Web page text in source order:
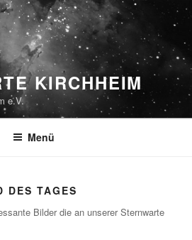
KIRCHHEIM
e.V.
Menü
DES TAGES
Bilder die an unserer Sternwarte